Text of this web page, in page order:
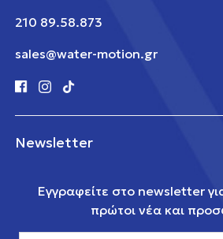
210 89.58.873
sales@water-motion.gr
Newsletter
Εγγραφείτε στο newsletter
πρώτοι νέα και